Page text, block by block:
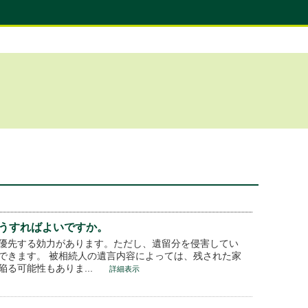
すればよいですか。
先する効力があります。ただし、遺留分を侵害してい
きます。 被相続人の遺言内容によっては、残された家
る可能性もありま...
詳細表示